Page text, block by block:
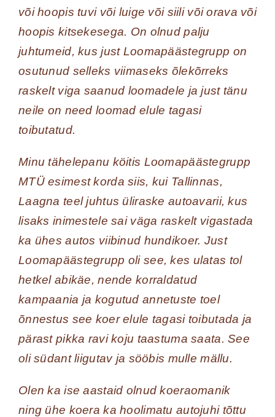
või hoopis tuvi või luige või siili või orava või
hoopis kitsekesega. On olnud palju
juhtumeid, kus just Loomapäästegrupp on
osutunud selleks viimaseks õlekõrreks
raskelt viga saanud loomadele ja just tänu
neile on need loomad elule tagasi
toibutatud.
Minu tähelepanu köitis Loomapäästegrupp
MTÜ esimest korda siis, kui Tallinnas,
Laagna teel juhtus üliraske autoavarii, kus
lisaks inimestele sai väga raskelt vigastada
ka ühes autos viibinud hundikoer. Just
Loomapäästegrupp oli see, kes ulatas tol
hetkel abikäe, nende korraldatud
kampaania ja kogutud annetuste toel
õnnestus see koer elule tagasi toibutada ja
pärast pikka ravi koju taastuma saata. See
oli südant liigutav ja sööbis mulle mällu.
Olen ka ise aastaid olnud koeraomanik
ning ühe koera ka hoolimatu autojuhi tõttu